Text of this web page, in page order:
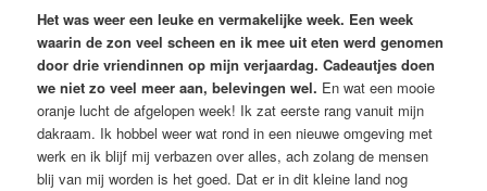
Het was weer een leuke en vermakelijke week. Een week
waarin de zon veel scheen en ik mee uit eten werd genomen
door drie vriendinnen op mijn verjaardag. Cadeautjes doen
we niet zo veel meer aan, belevingen wel. En wat een mooie
oranje lucht de afgelopen week! Ik zat eerste rang vanuit mijn
dakraam. Ik hobbel weer wat rond in een nieuwe omgeving met
werk en ik blijf mij verbazen over alles, ach zolang de mensen
blij van mij worden is het goed. Dat er in dit kleine land nog